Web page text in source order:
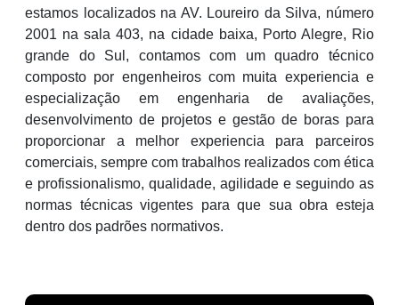
estamos localizados na AV. Loureiro da Silva, número
2001 na sala 403, na cidade baixa, Porto Alegre, Rio
grande do Sul, contamos com um quadro técnico
composto por engenheiros com muita experiencia e
especialização em engenharia de avaliações,
desenvolvimento de projetos e gestão de boras para
proporcionar a melhor experiencia para parceiros
comerciais, sempre com trabalhos realizados com ética
e profissionalismo, qualidade, agilidade e seguindo as
normas técnicas vigentes para que sua obra esteja
dentro dos padrões normativos.